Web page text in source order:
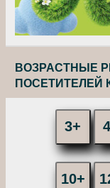
ВОЗРАСТНЫЕ
ПОСЕТИТЕЛЕЙ
3+
10+